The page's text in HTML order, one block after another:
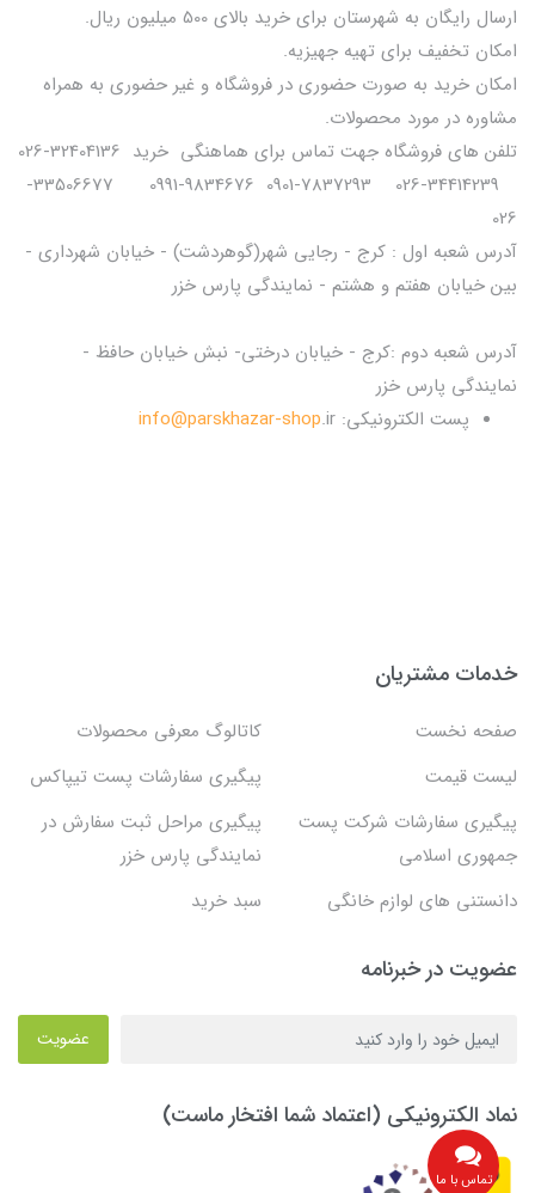
ارسال رایگان به شهرستان برای خرید بالای 500 میلیون ریال.
امکان تخفیف برای تهیه جهیزیه.
امکان خرید به صورت حضوری در فروشگاه و غیر حضوری به همراه
مشاوره در مورد محصولات.
تلفن های فروشگاه جهت تماس برای هماهنگی خرید 32404136-026
34414239-026 7837293-0901 9834676-0991 33506677-
026
آدرس شعبه اول : کرج - رجایی شهر(گوهردشت) - خیابان شهرداری -
بین خیابان هفتم و هشتم - نمایندگی پارس خزر
آدرس شعبه دوم :کرج - خیابان درختی- نبش خیابان حافظ -
نمایندگی پارس خزر
پست الکترونیکی:
info@parskhazar-shop.ir
خدمات مشتریان
صفحه نخست
کاتالوگ معرفی محصولات
لیست قیمت
پیگیری سفارشات پست تیپاکس
پیگیری سفارشات شرکت پست
جمهوری اسلامی
پیگیری مراحل ثبت سفارش در
نمایندگی پارس خزر
دانستنی های لوازم خانگی
سبد خرید
عضویت در خبرنامه
عضویت
نماد الکترونیکی (اعتماد شما افتخار ماست)
تماس با ما